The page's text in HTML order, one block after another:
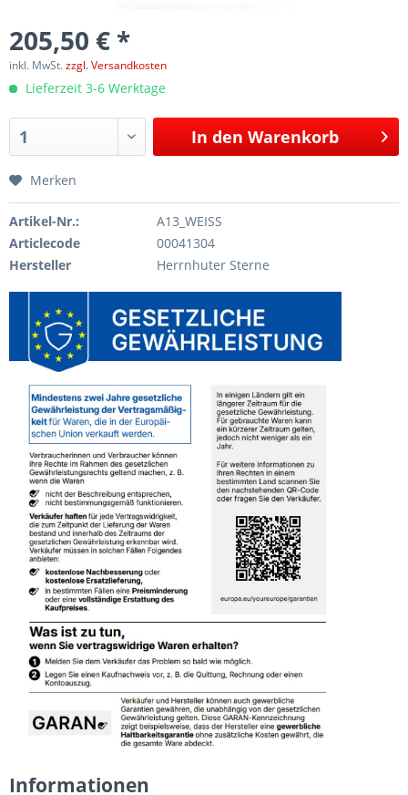
205,50 € *
inkl. MwSt.zzgl. Versandkosten
Lieferzeit 3-6 Werktage
In den Warenkorb
Merken
Artikel-Nr.:
A13_WEISS
Articlecode
00041304
Hersteller
Herrnhuter Sterne
Informationen